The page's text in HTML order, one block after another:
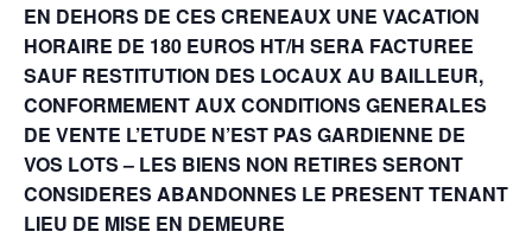
EN DEHORS DE CES CRENEAUX UNE VACATION
HORAIRE DE 180 EUROS HT/H SERA FACTUREE
SAUF RESTITUTION DES LOCAUX AU BAILLEUR,
CONFORMEMENT AUX CONDITIONS GENERALES
DE VENTE L’ETUDE N’EST PAS GARDIENNE DE
VOS LOTS – LES BIENS NON RETIRES SERONT
CONSIDERES ABANDONNES LE PRESENT TENANT
LIEU DE MISE EN DEMEURE